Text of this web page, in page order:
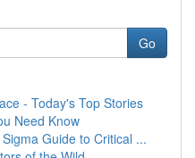
Go
- Today's Top Stories
Need Know
Guide to Critical ...